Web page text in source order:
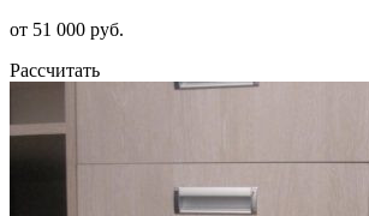
от 51 000 руб.
Рассчитать